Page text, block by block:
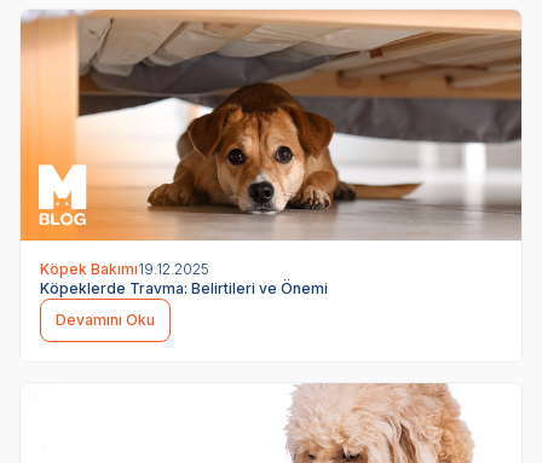
Köpek Bakımı19.12.2025
Köpeklerde Travma: Belirtileri ve Önemi
Devamını Oku